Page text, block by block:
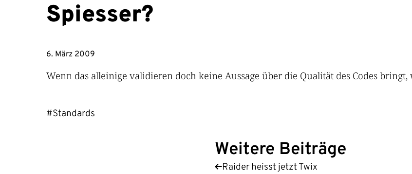
Spiesser?
6. März 2009
Wenn das alleinige validieren doch keine Aussage über die Qualität des Codes
#Standards
Weitere Beiträge
Raider heisst jetzt Twix